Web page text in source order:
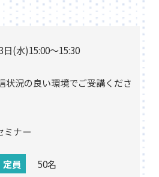
(水)15:00～15:30
況の良い環境でご受講くださ
ナー
定員 50名